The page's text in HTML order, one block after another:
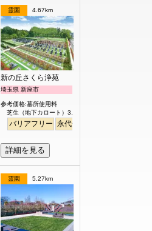
霊園 4.67km
新の丘さくら浄苑
埼玉県 新座市
参考価格:墓所使用料
芝生（地下カロート）3.0㎡ 122.8万円より
バリアフリー 永代供養
詳細を見る
霊園 5.27km